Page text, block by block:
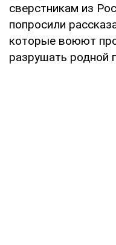
сверстникам из
попросили
которые воюют
разрушать родной